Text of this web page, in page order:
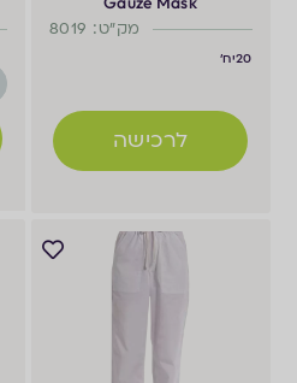
מק"ט: 8019
20יח'
לרכישה